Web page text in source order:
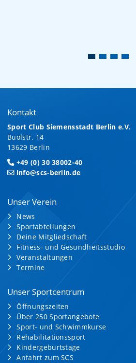
Kontakt
Sport Club Siemensstadt Berlin e.V.
Buolstr. 14
13629 Berlin
+49 (0) 30 38002-40
info@scs-berlin.de
Unser Verein
News
Sportabteilungen
Deine Mitgliedschaft
Fitness- und Gesundheitsstudio
Veranstaltungen
Termine
Unser Sportcentrum
Öffnungszeiten
Über 250 Sportangebote
Sport- und Schwimmkurse
Rehabilitationssport
Kindergeburtstage
Anfahrt zum SCS